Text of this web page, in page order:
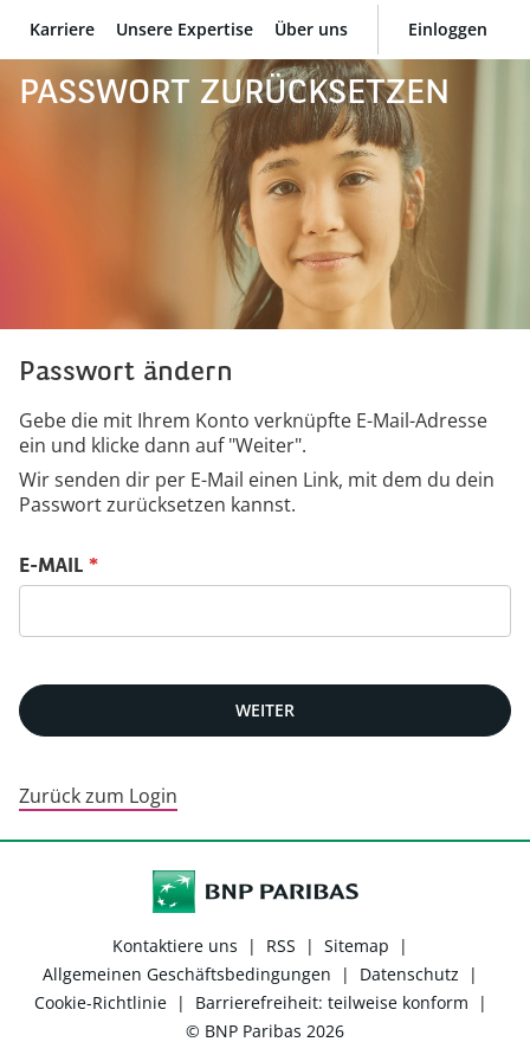
BNP Paribas
Karriere Unsere Expertise Über uns Einloggen
PASSWORT ZURÜCKSETZEN
Passwort ändern
Gebe die mit Ihrem Konto verknüpfte E-Mail-Adresse
ein und klicke dann auf "Weiter".
Wir senden dir per E-Mail einen Link, mit dem du dein
Passwort zurücksetzen kannst.
Passwort mit deiner E-Mail zurücksetzen
E-MAIL *
WEITER
Zurück zum Login
Kontaktiere uns | RSS | Sitemap
|
Allgemeinen Geschäftsbedingungen
| Datenschutz
|
Cookie-Richtlinie
| Barrierefreiheit: teilweise konform
|
© BNP Paribas 2026